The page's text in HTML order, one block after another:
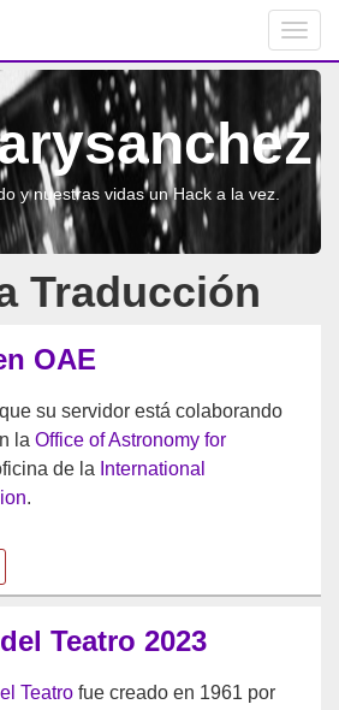
y nuestras vidas un Hack a la vez.
Traducción
OAE
su servidor está colaborando
la Office of Astronomy for
de la International
.
Teatro 2023
Teatro fue creado en 1961 por